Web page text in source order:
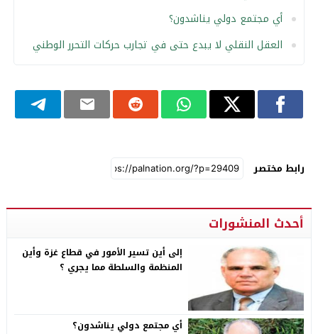
أي مجتمع دولي يناشدون؟
العقل النقلي لا يبدع حتى في تجارب حركات التحرر الوطني
رابط مختصر
أحدث المنشورات
إلى أين تسير الأمور في قطاع غزة وأين
المنظمة والسلطة مما يجري ؟
أي مجتمع دولي يناشدون؟